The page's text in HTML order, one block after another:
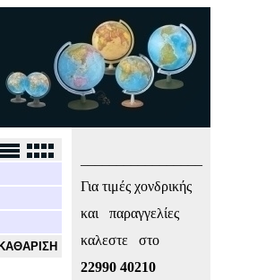
Για τιμές χονδρικής
και παραγγελίες
καλεστε στο
22990 40210